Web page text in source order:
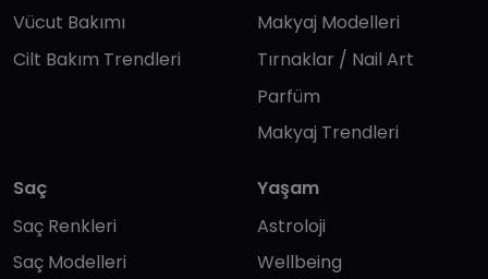
Vücut Bakımı
Cilt Bakım Trendleri
Makyaj Modelleri
Tırnaklar / Nail Art
Parfüm
Makyaj Trendleri
Saç
Saç Renkleri
Saç Modelleri
Yaşam
Astroloji
Wellbeing